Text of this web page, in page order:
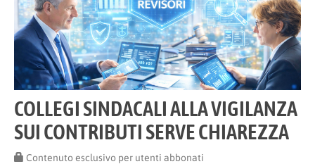
COLLEGI SINDACALI ALLA VIGILANZA
SUI CONTRIBUTI SERVE CHIAREZZA
Contenuto esclusivo per utenti abbonati